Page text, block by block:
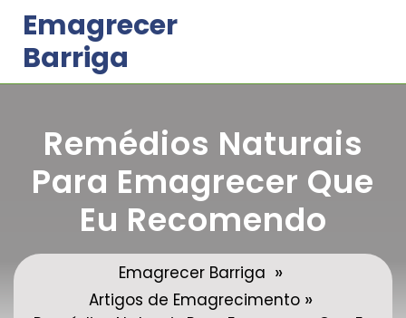
content
Emagrecer
Barriga
Remédios Naturais
Para Emagrecer Que
Eu Recomendo
Emagrecer Barriga »
Artigos de Emagrecimento »